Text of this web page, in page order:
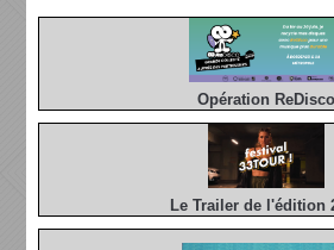
Opération ReDisco
Le Trailer de l'édition